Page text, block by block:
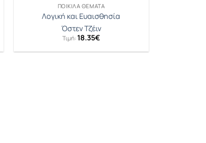
ΠΟΙΚΊΛΑ ΘΈΜΑΤΑ
Λογική και Ευαισθησία
Όστεν Τζέιν
Τιμή:18.35€